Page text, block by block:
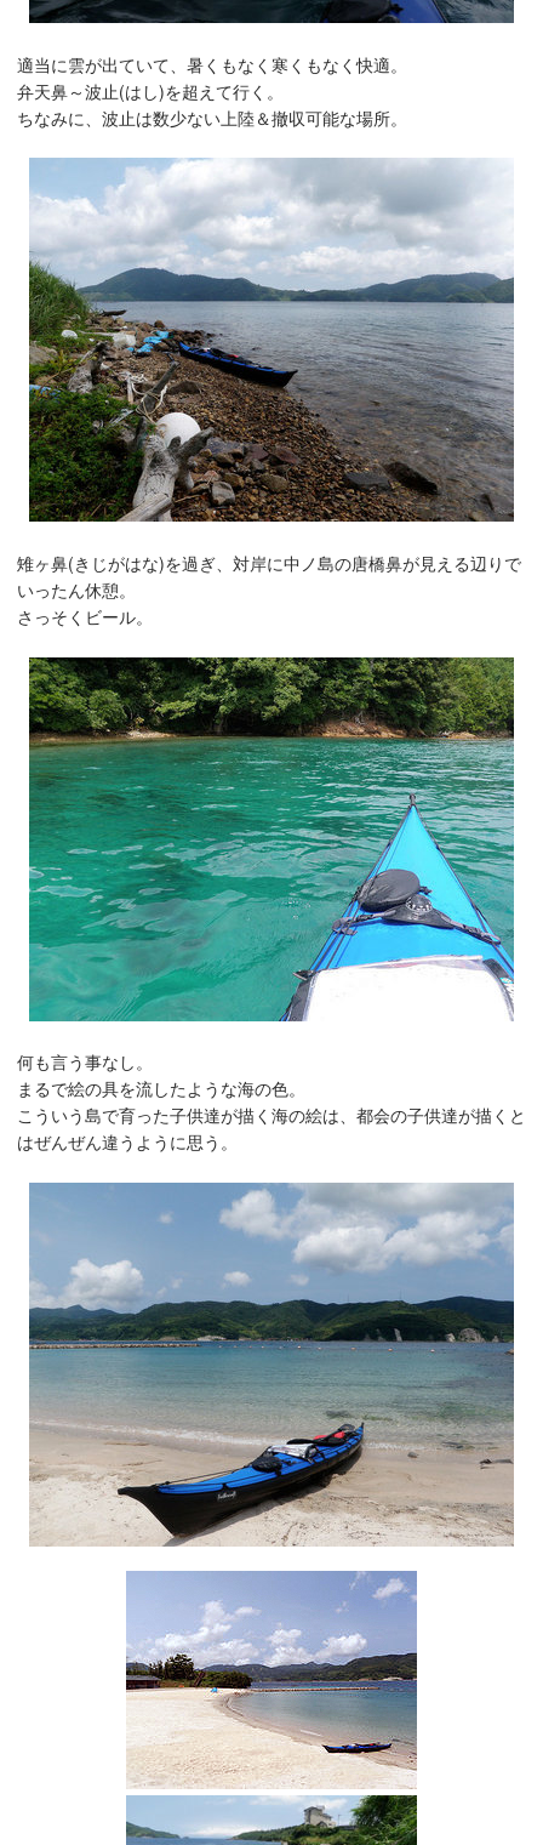
適当に雲が出ていて、暑くもなく寒くもなく快適。
弁天鼻～波止(はし)を超えて行く。
ちなみに、波止は数少ない上陸＆撤収可能な場所。
雉ヶ鼻(きじがはな)を過ぎ、対岸に中ノ島の唐橋鼻が見える辺りで
いったん休憩。
さっそくビール。
何も言う事なし。
まるで絵の具を流したような海の色。
こういう島で育った子供達が描く海の絵は、都会の子供達が描くと
はぜんぜん違うように思う。